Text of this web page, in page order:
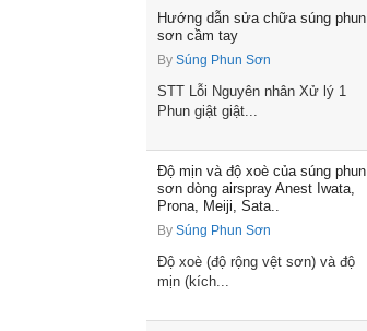
Hướng dẫn sửa chữa súng phun
sơn cầm tay
By Súng Phun Sơn
STT Lỗi Nguyên nhân Xử lý 1
Phun giật giật...
Độ mịn và độ xoè của súng phun
sơn dòng airspray Anest Iwata,
Prona, Meiji, Sata..
By Súng Phun Sơn
Độ xoè (độ rộng vệt sơn) và độ
mịn (kích...